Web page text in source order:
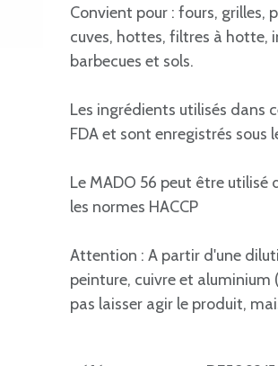
Convient pour : fours, grilles,
cuves, hottes, filtres à hotte,
barbecues et sols.
Les ingrédients utilisés dans
FDA et sont enregistrés sous
Le MADO 56 peut être
les normes HACCP
Attention : A partir d'une
peinture, cuivre et
pas laisser agir le produit,